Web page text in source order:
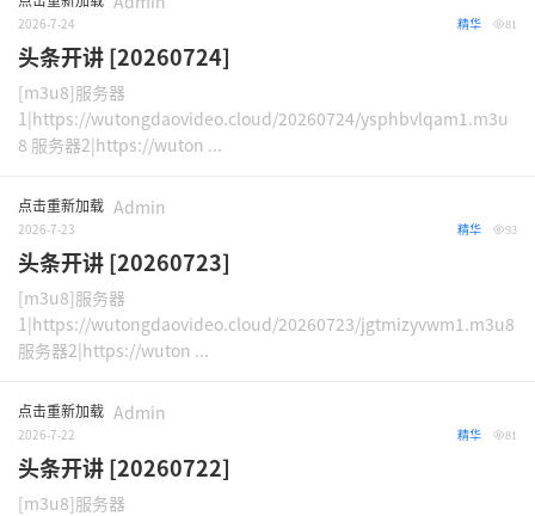
2026-7-24 81
精华
头条开讲 [20260724]
[m3u8]服务器
1|https://wutongdaovideo.cloud/20260724/ysphbvlqam1.m3u
8 服务器2|https://wuton ...
点击重新加载 Admin
2026-7-23 93
精华
头条开讲 [20260723]
[m3u8]服务器
1|https://wutongdaovideo.cloud/20260723/jgtmizyvwm1.m3u8
服务器2|https://wuton ...
点击重新加载 Admin
2026-7-22 81
精华
头条开讲 [20260722]
[m3u8]服务器